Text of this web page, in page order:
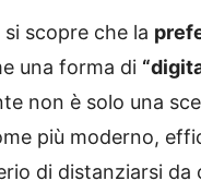
scopre che la
una forma di
non è solo una
più moderno,
di distanziarsi